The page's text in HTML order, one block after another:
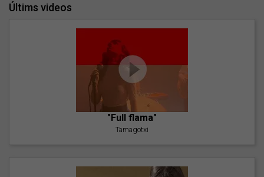
Últims videos
"Full flama"
Tamagotxi